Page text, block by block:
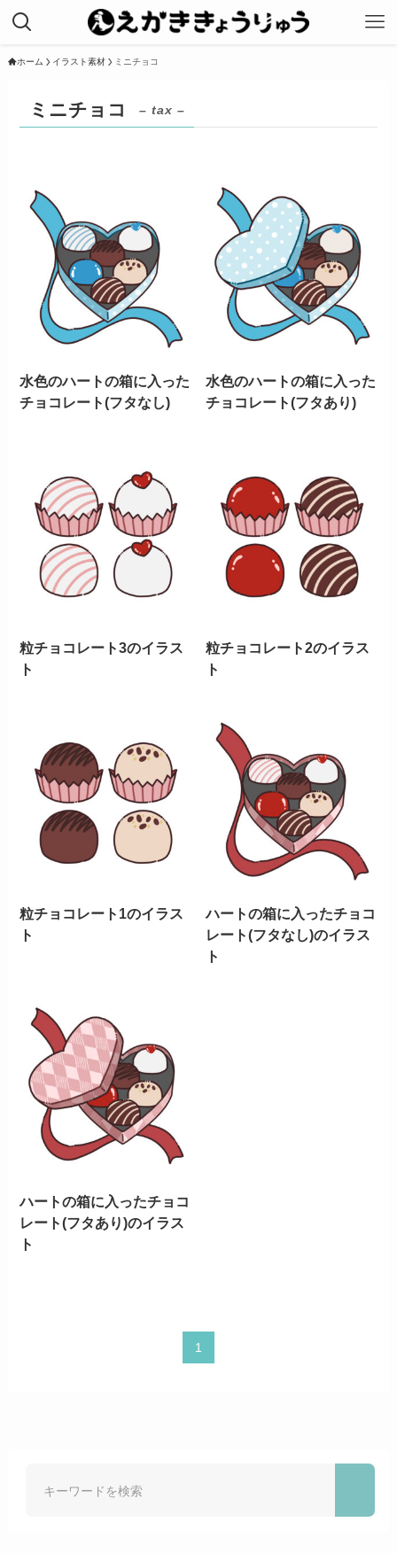
ホーム イラスト素材 ミニチョコ
ミニチョコ – tax –
水色のハートの箱に入った
チョコレート(フタなし)
水色のハートの箱に入った
チョコレート(フタあり)
粒チョコレート3のイラス
ト
粒チョコレート2のイラス
ト
粒チョコレート1のイラス
ト
ハートの箱に入ったチョコ
レート(フタなし)のイラス
ト
ハートの箱に入ったチョコ
レート(フタあり)のイラス
ト
1